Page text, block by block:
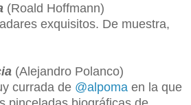
(Roald Hoffmann)
exquisitos. De muestra,
(Alejandro Polanco)
currada de @alpoma en la que